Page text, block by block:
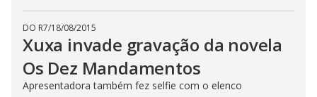
DO R7/18/08/2015
Xuxa invade gravação da novela
Os Dez Mandamentos
Apresentadora também fez selfie com o elenco